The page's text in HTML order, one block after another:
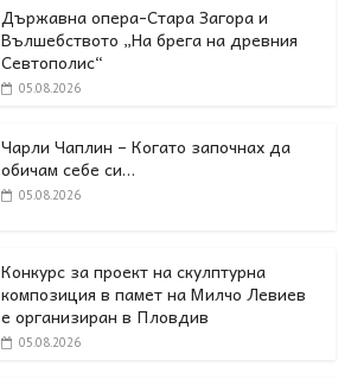
Държавна опера-Стара Загора и
Вълшебството „На брега на древния
Севтополис“
05.08.2026
Чарли Чаплин – Когато започнах да
обичам себе си…
05.08.2026
Конкурс за проект на скулптурна
композиция в памет на Милчо Левиев
е организиран в Пловдив
05.08.2026